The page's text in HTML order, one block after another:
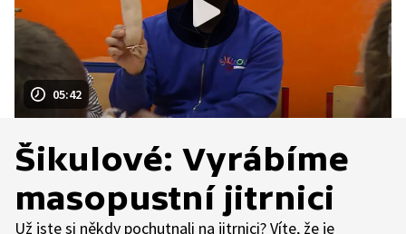
05:42
Šikulové: Vyrábíme
masopustní jitrnici
Už jste si někdy pochutnali na jitrnici? Víte, že je